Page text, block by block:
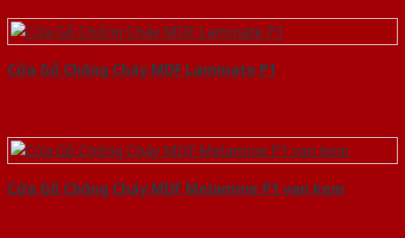
Cửa Gỗ Chống Cháy MDF Laminate P1
Cửa Gỗ Chống Cháy MDF Melamine P1 van kem